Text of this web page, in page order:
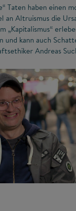
Taten haben einen
an Altruismus die
„Kapitalismus“
und kann auch
Andreas